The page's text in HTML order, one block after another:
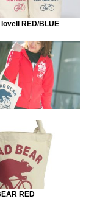
lovell RED/BLUE
RED